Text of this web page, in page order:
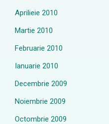
Aprilieie 2010
Martie 2010
Februarie 2010
Ianuarie 2010
Decembrie 2009
Noiembrie 2009
Octombrie 2009